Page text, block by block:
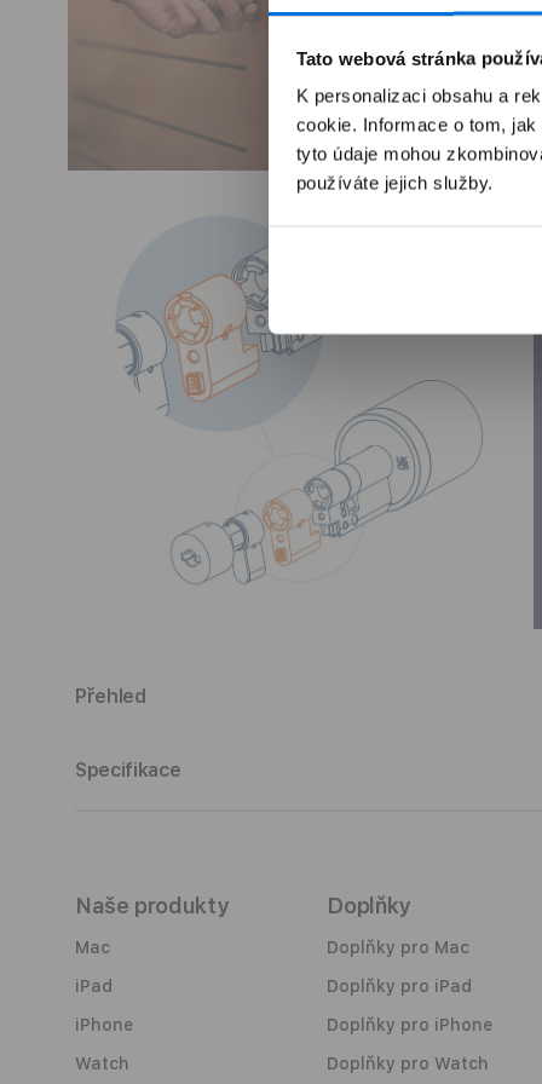
Tato webová stránka
K personalizaci obsahu a
cookie. Informace o tom,
tyto údaje mohou
používáte jejich služby.
Přehled
Specifikace
Naše produkty
Mac
iPad
iPhone
Watch
Doplňky
Doplňky pro Mac
Doplňky pro iPad
Doplňky pro iPhone
Doplňky pro Watch